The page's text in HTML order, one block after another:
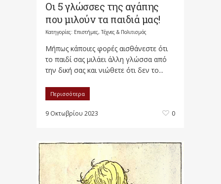
Οι 5 γλώσσες της αγάπης
που μιλούν τα παιδιά μας!
Κατηγορίες: Επιστήμες, Τέχνες & Πολιτισμός
Μήπως κάποιες φορές αισθάνεστε ότι
το παιδί σας μιλάει άλλη γλώσσα από
την δική σας και νιώθετε ότι δεν το...
Περισσότερα
9 Οκτωβρίου 2023 0